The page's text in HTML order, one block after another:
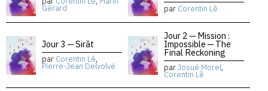
Gérard par Corentin Lê
Jour 3 — Sirāt
par Corentin Lê,
Pierre-Jean Delvolvé
Jour 2 — Mission :
Impossible — The
Final Reckoning
parJosué Morel,
Corentin Lê